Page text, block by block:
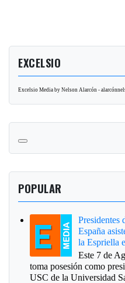
EXCELSIO
Excelsio Media by Nelson Alarcón -
POPULAR
Presidentes
España
la Espriella
Este 7 de
toma posesión como
USC de la Universidad